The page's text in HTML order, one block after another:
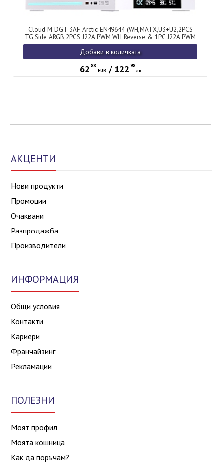
Cloud M DGT 3AF Arctic EN49644 (WH,MATX,U3+U2,2PCS
TG,Side ARGB,2PCS J22A PWM WH Reverse & 1PC J22A PWM
WH,ARGB PCB,Digital LCD)
Добави в количката
62 88
EUR/ 122 98
лв
АКЦЕНТИ
Нови продукти
Промоции
Очаквани
Разпродажба
Производители
ИНФОРМАЦИЯ
Общи условия
Контакти
Кариери
Франчайзинг
Рекламации
ПОЛЕЗНИ
Моят профил
Моята кошница
Как да поръчам?